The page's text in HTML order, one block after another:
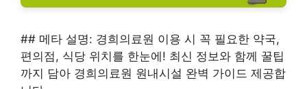
## 메타 설명: 경희의료원 이용 시 꼭 필요한 약국,
편의점, 식당 위치를 한눈에! 최신 정보와 함께 꿀팁
까지 담아 경희의료원 원내시설 완벽 가이드 제공합